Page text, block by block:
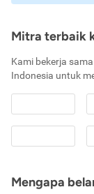
Mitra terbaik
Kami bekerja
Indonesia untuk
Mengapa